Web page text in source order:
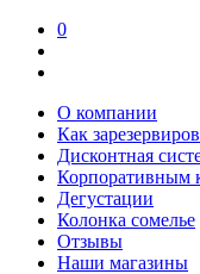
0
О компании
Как
Дисконтная
Корпоративным
Дегустации
Колонка сомелье
Отзывы
Наши магазины